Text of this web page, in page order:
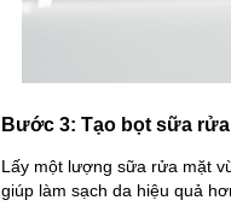
Bước 3: Tạo bọt sữa
Lấy một lượng sữa rửa mặt
giúp làm sạch da hiệu quả